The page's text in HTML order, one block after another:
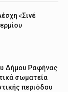
«Σινέ
Δήμου Ραφήνας
σωματεία
περιόδου